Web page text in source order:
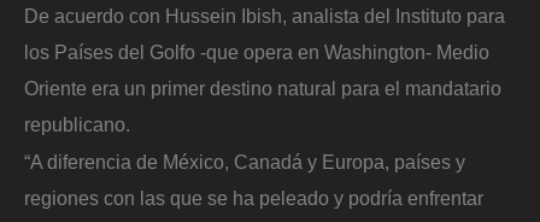
De acuerdo con Hussein Ibish, analista del Instituto para
los Países del Golfo -que opera en Washington- Medio
Oriente era un primer destino natural para el mandatario
republicano.
“A diferencia de México, Canadá y Europa, países y
regiones con las que se ha peleado y podría enfrentar